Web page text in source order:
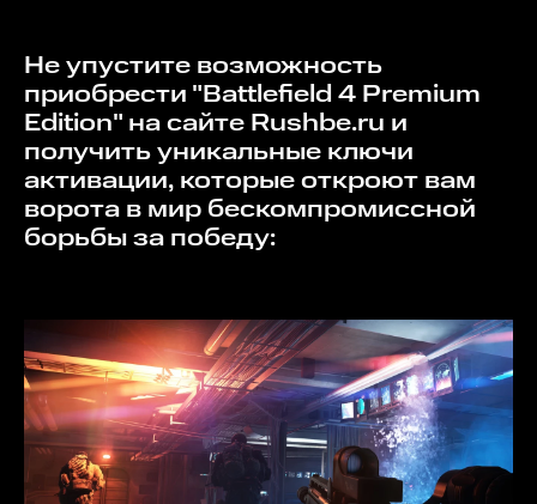
Не упустите возможность
приобрести "Battlefield 4 Premium
Edition" на сайте Rushbe.ru и
получить уникальные ключи
активации, которые откроют вам
ворота в мир бескомпромиссной
борьбы за победу: